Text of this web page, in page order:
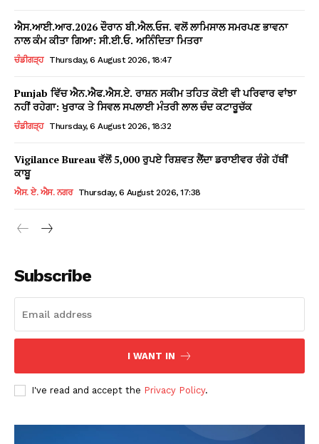
ਐਸ.ਆਈ.ਆਰ.2026 ਦੌਰਾਨ ਬੀ.ਐਲ.ਓਜ. ਵਲੋਂ ਲਾਮਿਸਾਲ ਸਮਰਪਣ ਭਾਵਨਾ
ਨਾਲ ਕੰਮ ਕੀਤਾ ਗਿਆ: ਸੀ.ਈ.ਓ. ਅਨਿੰਦਿਤਾ ਮਿਤਰਾ
ਚੰਡੀਗੜ੍ਹ Thursday, 6 August 2026, 18:47
Punjab ਵਿੱਚ ਐਨ.ਐਫ.ਐਸ.ਏ. ਰਾਸ਼ਨ ਸਕੀਮ ਤਹਿਤ ਕੋਈ ਵੀ ਪਰਿਵਾਰ ਵਾਂਝਾ
ਨਹੀਂ ਰਹੇਗਾ: ਖੁਰਾਕ ਤੇ ਸਿਵਲ ਸਪਲਾਈ ਮੰਤਰੀ ਲਾਲ ਚੰਦ ਕਟਾਰੂਚੱਕ
ਚੰਡੀਗੜ੍ਹ Thursday, 6 August 2026, 18:32
Vigilance Bureau ਵੱਲੋਂ 5,000 ਰੁਪਏ ਰਿਸ਼ਵਤ ਲੈਂਦਾ ਡਰਾਈਵਰ ਰੰਗੇ ਹੱਥੀਂ
ਕਾਬੂ
ਐਸ. ਏ. ਐਸ. ਨਗਰ Thursday, 6 August 2026, 17:38
Subscribe
I WANT IN
I've read and accept the Privacy Policy.